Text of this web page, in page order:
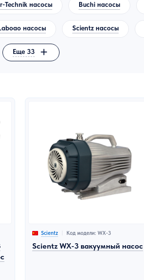
оборудование
назначения
Technik насосы Buchi насосы
насосы Scientz насосы
Еще 33
Scientz Код модели: WX-3
Scientz WX-3 вакуумный насос